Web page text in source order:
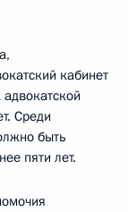
кабинет
Среди
быть
пяти лет.